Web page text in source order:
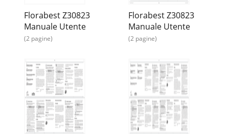
Florabest Z30823
Manuale Utente
(2 pagine)
Florabest Z30823
Manuale Utente
(2 pagine)